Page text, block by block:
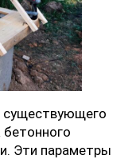
Эти параметры